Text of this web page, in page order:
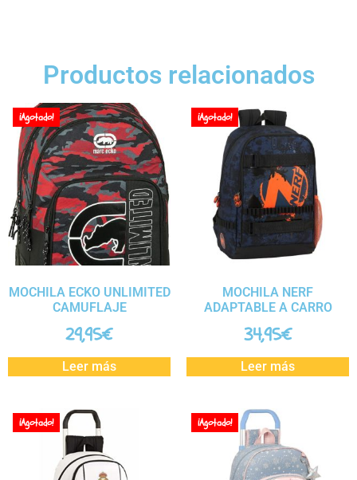
Productos relacionados
¡Agotado!
MOCHILA ECKO UNLIMITED
CAMUFLAJE
29,95€
Leer más
¡Agotado!
MOCHILA NERF
ADAPTABLE A CARRO
34,95€
Leer más
¡Agotado! ¡Agotado!